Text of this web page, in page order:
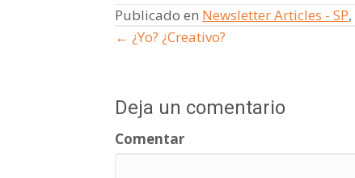
Publicado en Newsletter Articles - SP,
Posts
← ¿Yo? ¿Creativo?
Deja un comentario
Comentar